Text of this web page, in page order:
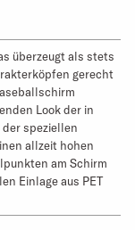
überzeugt als stets
gerecht
Look der in
speziellen
allzeit hohen
am Schirm
Einlage aus PET